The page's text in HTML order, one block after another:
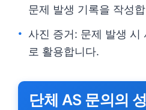
문제 발생 기록을 작성
사진 증거: 문제 발생 시
로 활용합니다.
단체 AS 문의의